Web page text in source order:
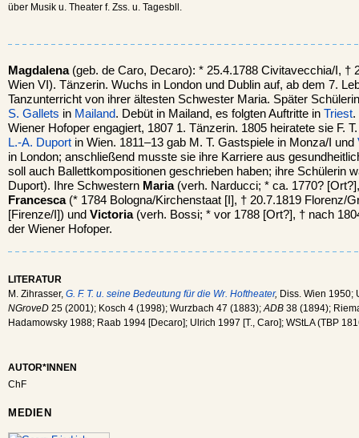
über Musik u. Theater f. Zss. u. Tagesbll.
Magdalena (geb. de Caro, Decaro): * 25.4.1788 Civitavecchia/I, †
Wien VI). Tänzerin. Wuchs in London und Dublin auf, ab dem 7.
Tanzunterricht von ihrer ältesten Schwester Maria. Später
S. Gallets in Mailand. Debüt in Mailand, es folgten Auftritte in Triest.
Wiener Hofoper engagiert, 1807 1. Tänzerin. 1805 heiratete sie F.
L.-A. Duport in Wien. 1811–13 gab M. T. Gastspiele in Monza/I und
in London; anschließend musste sie ihre Karriere aus
soll auch Ballettkompositionen geschrieben haben; ihre Schülerin
Duport). Ihre Schwestern Maria (verh. Narducci; * ca. 1770?
Francesca (* 1784 Bologna/Kirchenstaat [I], † 20.7.1819 Florenz/
[Firenze/I]) und Victoria (verh. Bossi; * vor 1788 [Ort?], † nach
der Wiener Hofoper.
LITERATUR
M. Zihrasser, G. F. T. u. seine Bedeutung für die Wr. Hoftheater, Diss. Wien 1950;
NGroveD 25 (2001); Kosch 4 (1998); Wurzbach 47 (1883);ADB 38 (1894);
Hadamowsky 1988; Raab 1994 [Decaro]; Ulrich 1997 [T., Caro]; WStLA (TBP
AUTOR*INNEN
ChF
MEDIEN